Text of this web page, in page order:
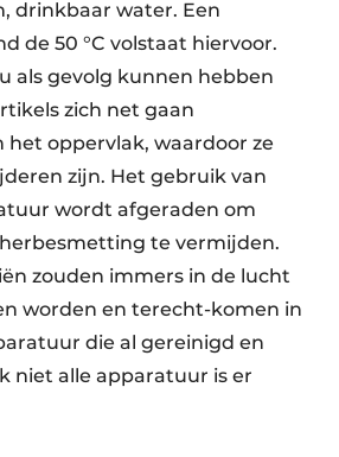
drinkbaar water. Een
de 50 °C volstaat hiervoor.
als gevolg kunnen hebben
zich net gaan
het oppervlak, waardoor ze
zijn. Het gebruik van
wordt afgeraden om
te vermijden.
zouden immers in de lucht
worden en terecht-komen in
die al gereinigd en
niet alle apparatuur is er